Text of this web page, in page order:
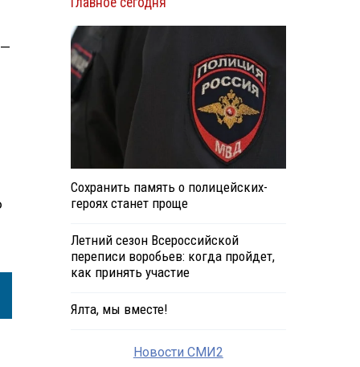
Сохранить память о полицейских-
героях станет проще
Летний сезон Всероссийской
переписи воробьев: когда пройдет,
как принять участие
Ялта, мы вместе!
Новости СМИ2